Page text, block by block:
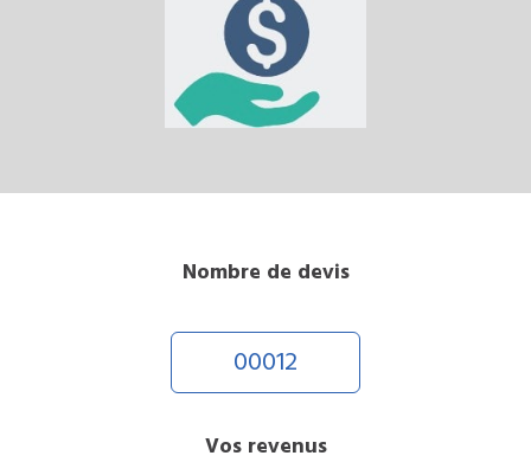
Nombre de devis
00012
Vos revenus